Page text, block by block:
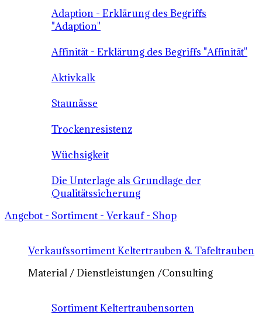
Adaption - Erklärung des Begriffs
"Adaption"
Affinität - Erklärung des Begriffs "Affinität"
Aktivkalk
Staunässe
Trockenresistenz
Wüchsigkeit
Die Unterlage als Grundlage der
Qualitätssicherung
Angebot - Sortiment - Verkauf - Shop
Verkaufssortiment Keltertrauben & Tafeltrauben
Material / Dienstleistungen /Consulting
Sortiment Keltertraubensorten